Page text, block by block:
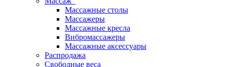
Массажные столы
Массажеры
Массажные кресла
Вибромассажеры
Массажные аксессуары
Распродажа
Свободные веса